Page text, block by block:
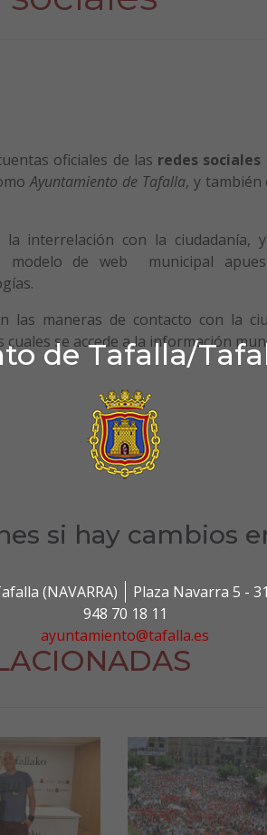
de Tafalla/
(NAVARRA)
Plaza Navarra 5 -
948 70 18 11
ayuntamiento@tafalla.es
oficiales de las redes sociales
Ayuntamiento de Tafalla, y también
interrelación con la ciudadanía,
modelo de web municipal
las maneras de contacto con la
se accede a la información
si hay cambios